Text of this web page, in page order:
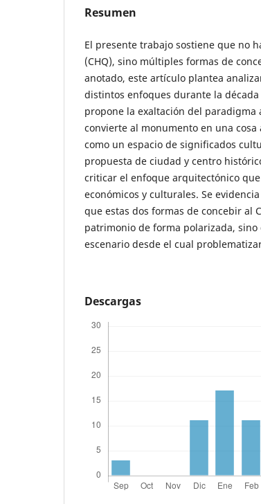
Resumen
El presente trabajo sostiene que no
(CHQ), sino múltiples formas de
anotado, este artículo plantea
distintos enfoques durante la
propone la exaltación del
convierte al monumento en una
como un espacio de significados
propuesta de ciudad y centro
criticar el enfoque arquitectónico
económicos y culturales. Se
que estas dos formas de concebir al
patrimonio de forma polarizada,
escenario desde el cual
Descargas